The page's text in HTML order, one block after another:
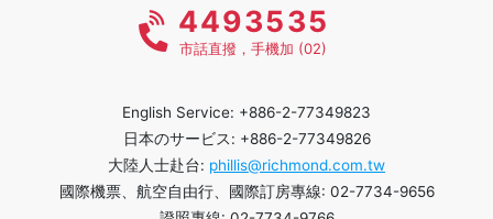
4493535
市話直撥，手機加 (02)
English Service: +886-2-77349823
日本のサービス: +886-2-77349826
大陸人士赴台: phillis@richmond.com.tw
國際機票、航空自由行、國際訂房專線: 02-7734-9656